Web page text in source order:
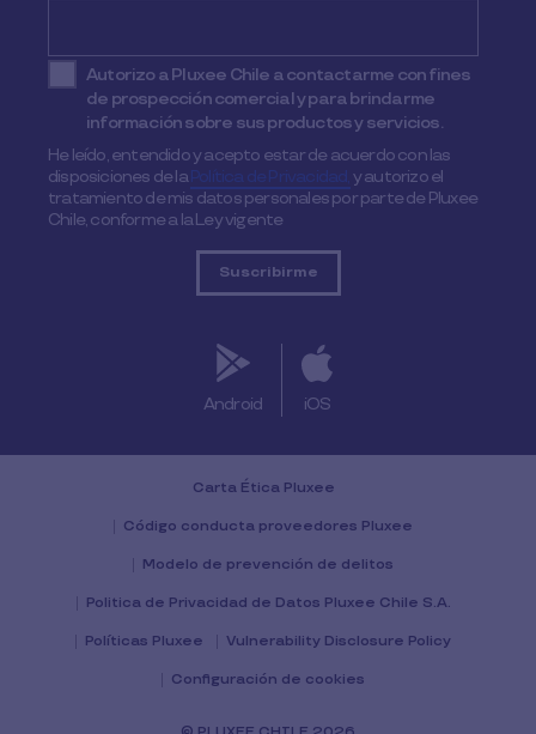
Autorizo a Pluxee Chile a contactarme con fines
de prospección comercial y para brindarme
información sobre sus productos y servicios.
He leído, entendido y acepto estar de acuerdo con las
disposiciones de laPolítica de Privacidad,y autorizo el
tratamiento de mis datos personales por parte de Pluxee
Chile, conforme a la Ley vigente
Android iOS
Carta Ética Pluxee
Código conducta proveedores Pluxee
Modelo de prevención de delitos
Politica de Privacidad de Datos Pluxee Chile S.A.
Políticas Pluxee Vulnerability Disclosure Policy
Configuración de cookies